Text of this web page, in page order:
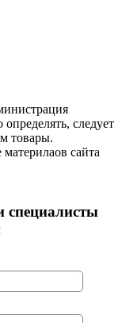
следует
товары.
сайта
специалисты